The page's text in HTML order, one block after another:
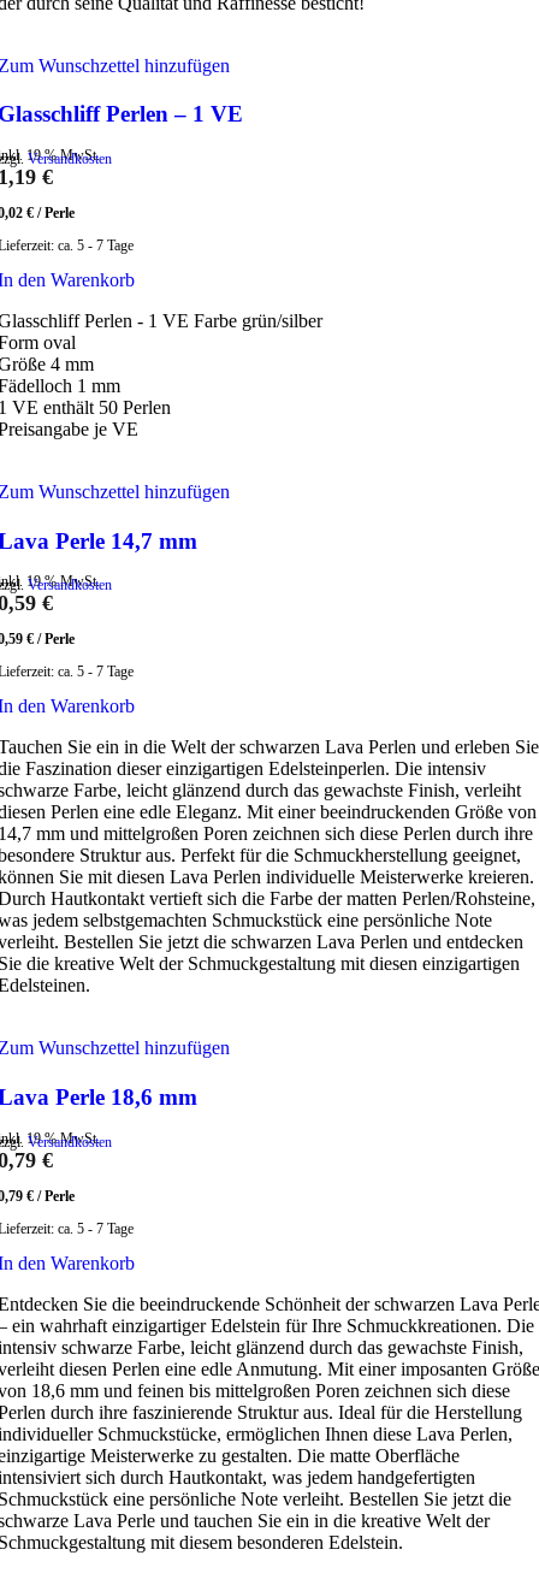
Wunschzettel hinzufügen
Perlen – 1 VE
19 % MwSt.
Versandkosten
€
€ /Perle
ca. 5 - 7 Tage
den Warenkorb
Perlen - 1 VE Farbe grün/silber
oval
4 mm
1 mm
VE enthält 50 Perlen
je VE
Wunschzettel hinzufügen
Perle 14,7 mm
19 % MwSt.
Versandkosten
€
€ /Perle
ca. 5 - 7 Tage
den Warenkorb
Sie ein in die Welt der schwarzen Lava Perlen und erleben Sie
Faszination dieser einzigartigen Edelsteinperlen. Die intensiv
Farbe, leicht glänzend durch das gewachste Finish, verleiht
Perlen eine edle Eleganz. Mit einer beeindruckenden Größe von
mm und mittelgroßen Poren zeichnen sich diese Perlen durch ihre
Struktur aus. Perfekt für die Schmuckherstellung geeignet,
Sie mit diesen Lava Perlen individuelle Meisterwerke kreieren.
Hautkontakt vertieft sich die Farbe der matten Perlen/Rohsteine,
jedem selbstgemachten Schmuckstück eine persönliche Note
Bestellen Sie jetzt die schwarzen Lava Perlen und entdecken
die kreative Welt der Schmuckgestaltung mit diesen einzigartigen
Wunschzettel hinzufügen
Perle 18,6 mm
19 % MwSt.
Versandkosten
€
€ /Perle
ca. 5 - 7 Tage
den Warenkorb
Sie die beeindruckende Schönheit der schwarzen Lava
ein wahrhaft einzigartiger Edelstein für Ihre Schmuckkreationen. Die
schwarze Farbe, leicht glänzend durch das gewachste Finish,
diesen Perlen eine edle Anmutung. Mit einer imposanten Größe
18,6 mm und feinen bis mittelgroßen Poren zeichnen sich diese
durch ihre faszinierende Struktur aus. Ideal für die Herstellung
Schmuckstücke, ermöglichen Ihnen diese Lava Perlen,
Meisterwerke zu gestalten. Die matte Oberfläche
sich durch Hautkontakt, was jedem handgefertigten
eine persönliche Note verleiht. Bestellen Sie jetzt die
Lava Perle und tauchen Sie ein in die kreative Welt der
mit diesem besonderen Edelstein.